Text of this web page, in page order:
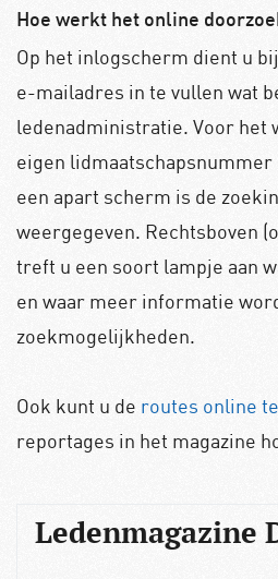
Hoe werkt het online
Op het inlogscherm dient u
e-mailadres in te vullen wat
ledenadministratie. Voor het
eigen
een apart scherm is de
weergegeven. Rechtsboven
treft u een soort lampje aan
en waar meer informatie
zoekmogelijkheden.
Ook kunt u de routes online
reportages in het magazine
Ledenmagazine